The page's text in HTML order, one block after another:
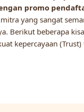
promo
yang sangat
Berikut beberapa
kepercayaan